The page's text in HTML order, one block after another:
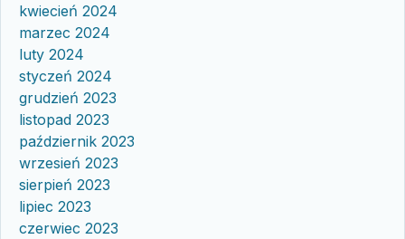
kwiecień 2024
marzec 2024
luty 2024
styczeń 2024
grudzień 2023
listopad 2023
październik 2023
wrzesień 2023
sierpień 2023
lipiec 2023
czerwiec 2023